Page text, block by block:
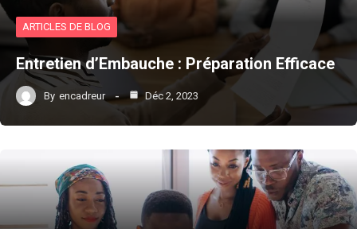
ARTICLES DE BLOG
Entretien d’Embauche : Préparation Efficace
By encadreur Déc 2, 2023